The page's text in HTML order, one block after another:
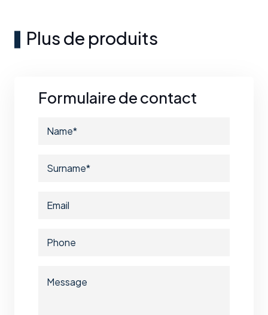
Plus de produits
Formulaire de contact